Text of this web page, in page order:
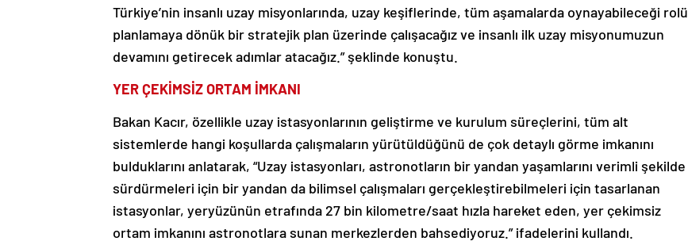
Türkiye’nin insanlı uzay misyonlarında, uzay keşiflerinde, tüm aşamalarda oynayabileceği rolü
planlamaya dönük bir stratejik plan üzerinde çalışacağız ve insanlı ilk uzay misyonumuzun
devamını getirecek adımlar atacağız.” şeklinde konuştu.
YER ÇEKİMSİZ ORTAM İMKANI
Bakan Kacır, özellikle uzay istasyonlarının geliştirme ve kurulum süreçlerini, tüm alt
sistemlerde hangi koşullarda çalışmaların yürütüldüğünü de çok detaylı görme imkanını
bulduklarını anlatarak, “Uzay istasyonları, astronotların bir yandan yaşamlarını verimli şekilde
sürdürmeleri için bir yandan da bilimsel çalışmaları gerçekleştirebilmeleri için tasarlanan
istasyonlar, yeryüzünün etrafında 27 bin kilometre/saat hızla hareket eden, yer çekimsiz
ortam imkanını astronotlara sunan merkezlerden bahsediyoruz.” ifadelerini kullandı.